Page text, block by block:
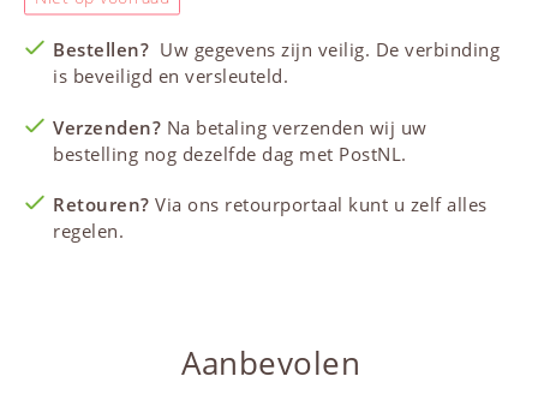
Bestellen? Uw gegevens zijn veilig. De verbinding
is beveiligd en versleuteld.
Verzenden? Na betaling verzenden wij uw
bestelling nog dezelfde dag met PostNL.
Retouren? Via ons retourportaal kunt u zelf alles
regelen.
Aanbevolen